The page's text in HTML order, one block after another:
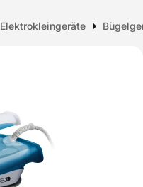
Elektrokleingeräte